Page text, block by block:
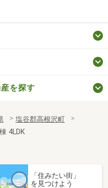
を探す
塩谷郡高根沢町
4LDK
「住みたい街」
を見つけよう